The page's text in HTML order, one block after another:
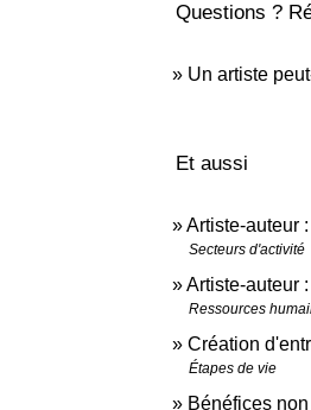
Questions ?
Un artiste
Et aussi
Artiste-auteur
Secteurs d'activité
Artiste-auteur
Ressources
Création
Étapes de vie
Bénéfices